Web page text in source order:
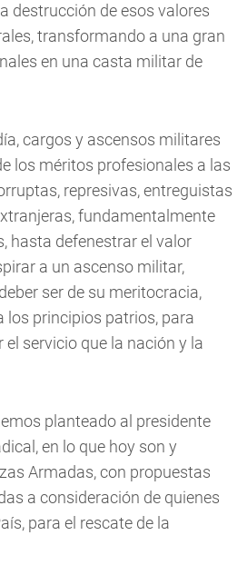
destrucción de esos valores
transformando a una gran
en una casta militar de
cargos y ascensos militares
los méritos profesionales a las
represivas, entreguistas
fundamentalmente
hasta defenestrar el valor
a un ascenso militar,
ser de su meritocracia,
los principios patrios, para
servicio que la nación y la
planteado al presidente
en lo que hoy son y
Armadas, con propuestas
a consideración de quienes
para el rescate de la